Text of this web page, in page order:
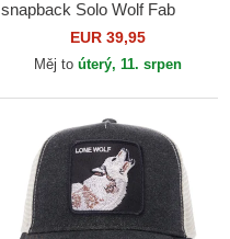
snapback Solo Wolf Fab
Farm The Farm Goorin Bros.
EUR 39,95
Měj to úterý, 11. srpen